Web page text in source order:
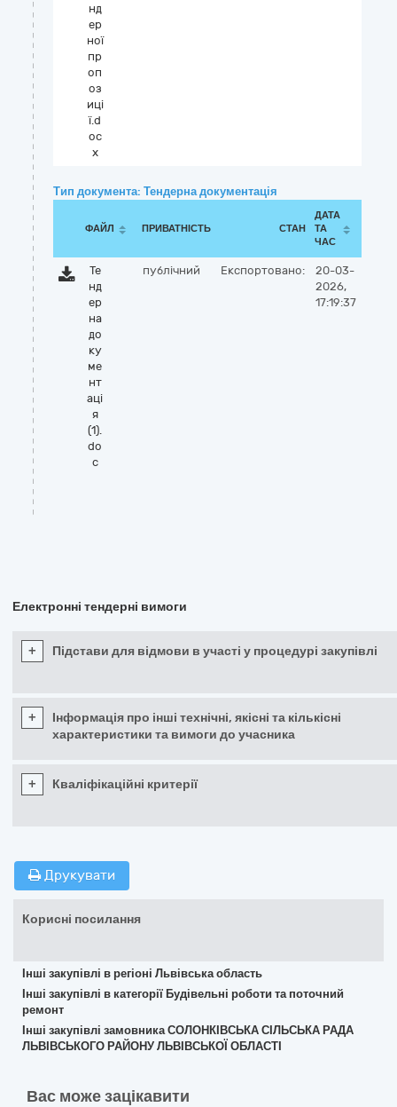
нд
ер
ної
пр
оп
оз
иці
ї.d
oc
x
Тип документа: Тендерна документація
ФАЙЛ ПРИВАТНІСТЬ СТАН
ДАТА
ТА
ЧАС
Те
нд
ер
на
до
ку
ме
нт
аці
я
(1).
do
c
публічний Експортовано:
20-03-
2026,
17:19:37
Електронні тендерні вимоги
+ Підстави для відмови в участі у процедурі закупівлі
+
Інформація про інші технічні, якісні та кількісні
характеристики та вимоги до учасника
+ Кваліфікаційні критерії
Друкувати
Корисні посилання
Інші закупівлі в регіоні Львівська область
Інші закупівлі в категорії Будівельні роботи та поточний
ремонт
Інші закупівлі замовника СОЛОНКІВСЬКА СІЛЬСЬКА РАДА
ЛЬВІВСЬКОГО РАЙОНУ ЛЬВІВСЬКОЇ ОБЛАСТІ
Вас може зацікавити